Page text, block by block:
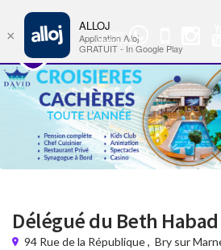
Groupe
WhatsApp
Délégué du Beth
94 Rue de la République, Bry sur
×
ALLOJ
Application Alloj
GRATUIT - In Google Play